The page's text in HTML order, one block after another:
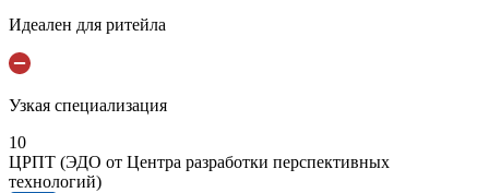
Идеален для ритейла
Узкая специализация
10
ЦРПТ (ЭДО от Центра разработки перспективных
технологий)